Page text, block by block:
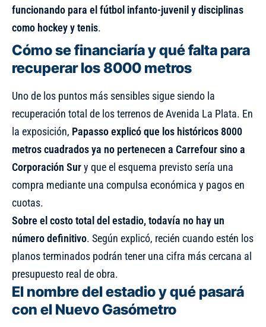
funcionando para el fútbol infanto-juvenil y disciplinas
como hockey y tenis.
Cómo se financiaría y qué falta para
recuperar los 8000 metros
Uno de los puntos más sensibles sigue siendo la
recuperación total de los terrenos de Avenida La Plata. En
la exposición, Papasso explicó que los históricos 8000
metros cuadrados ya no pertenecen a Carrefour sino a
Corporación Sury que el esquema previsto sería una
compra mediante una compulsa económica y pagos en
cuotas.
Sobre el costo total del estadio, todavía no hay un
número definitivo. Según explicó, recién cuando estén los
planos terminados podrán tener una cifra más cercana al
presupuesto real de obra.
El nombre del estadio y qué pasará
con el Nuevo Gasómetro